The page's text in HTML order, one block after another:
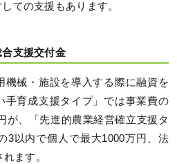
ての支援もあります。
支援交付金
機械・施設を導入する際に融資を
手育成支援タイプ」では事業費の
が、「先進的農業経営確立支援タ
3以内で個人で最大1000万円、法
ます。